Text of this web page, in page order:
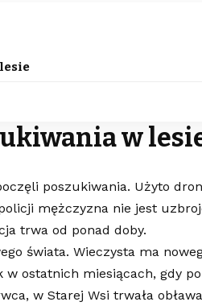
w
poszukiwania. Użyto
mężczyzna nie jest
trwa od ponad doby.
świata. Wieczysta ma
ostatnich miesiącach, gdy
w Starej Wsi trwała